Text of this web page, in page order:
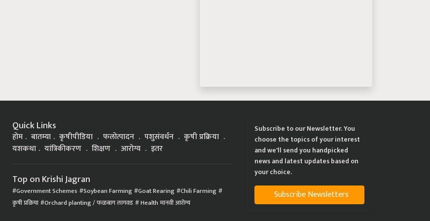
Quick Links
होम बातम्या कृषीपीडिया फलोत्पादन पशुसंवर्धन
कृषी प्रक्रिया
यशकथा
यांत्रिकीकरण शिक्षण आरोग्य इतर
Top on Krishi Jagran
Government Schemes Soybean Farming Goat Rearing Chili Farming
कृषी प्रक्रिया Orchard planting / फळबाग लागवड Health मानवी आरोग्य
Subscribe to our Newsletter. You
choose the topics of your interest
and we'll send you handpicked
news and latest updates based on
your choice.
Subscribe Newsletters